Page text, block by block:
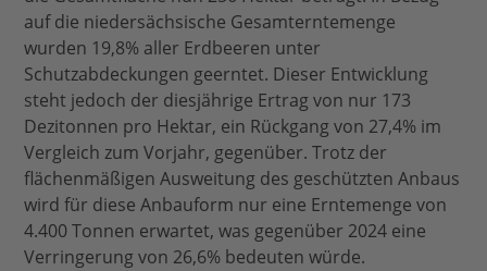
auf die niedersächsische Gesamterntemenge
wurden 19,8% aller Erdbeeren unter
Schutzabdeckungen geerntet. Dieser Entwicklung
steht jedoch der diesjährige Ertrag von nur 173
Dezitonnen pro Hektar, ein Rückgang von 27,4% im
Vergleich zum Vorjahr, gegenüber. Trotz der
flächenmäßigen Ausweitung des geschützten Anbaus
wird für diese Anbauform nur eine Erntemenge von
4.400 Tonnen erwartet, was gegenüber 2024 eine
Verringerung von 26,6% bedeuten würde.